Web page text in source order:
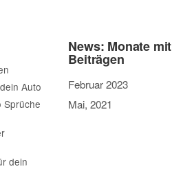
Auto
Sprüche
dein
News: Monate mit
Beiträgen
Februar 2023
Mai, 2021